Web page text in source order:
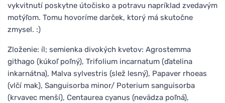
vykvitnutí poskytne útočisko a potravu napríklad zvedavým
motýľom. Tomu hovoríme darček, ktorý má skutočne
zmysel. :)
Zloženie: íl; semienka divokých kvetov: Agrostemma
githago (kúkoľ poľný), Trifolium incarnatum (ďatelina
inkarnátna), Malva sylvestris (slež lesný), Papaver rhoeas
(vlčí mak), Sanguisorba minor/ Poterium sanguisorba
(krvavec menší), Centaurea cyanus (nevädza poľná),